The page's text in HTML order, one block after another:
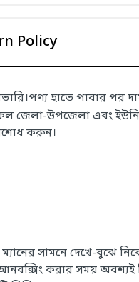
Policy
হাতে পাবার পর
জেলা-উপজেলা এবং
করুন।
ম্যানের সামনে দেখে-বুঝে
আনবক্সিং করার সময়